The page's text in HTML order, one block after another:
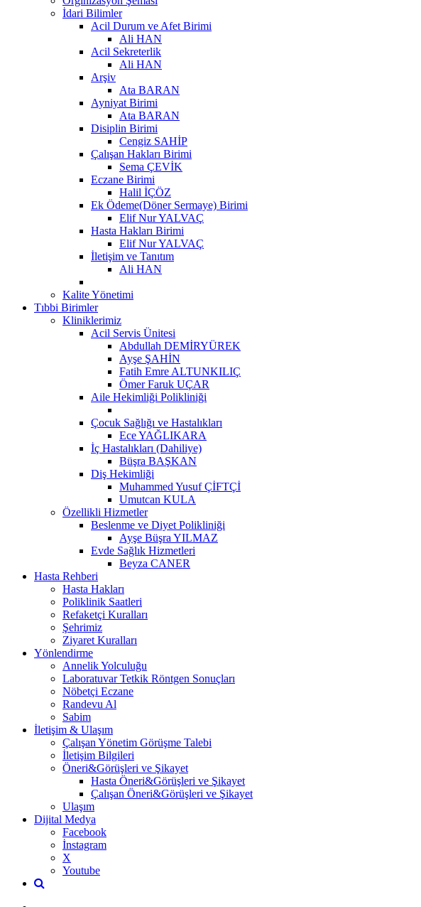
İdari Bilimler
Acil Durum ve Afet Birimi
Ali HAN
Acil Sekreterlik
Ali HAN
Arşiv
Ata BARAN
Ayniyat Birimi
Ata BARAN
Disiplin Birimi
Cengiz SAHİP
Çalışan Hakları Birimi
Sema ÇEVİK
Eczane Birimi
Halil İÇÖZ
Ek Ödeme(Döner Sermaye) Birimi
Elif Nur YALVAÇ
Hasta Hakları Birimi
Elif Nur YALVAÇ
İletişim ve Tanıtım
Ali HAN
Kalite Yönetimi
Tıbbi Birimler
Kliniklerimiz
Acil Servis Ünitesi
Abdullah DEMİRYÜREK
Ayşe ŞAHİN
Fatih Emre ALTUNKILIÇ
Ömer Faruk UÇAR
Aile Hekimliği Polikliniği
Çocuk Sağlığı ve Hastalıkları
Ece YAĞLIKARA
İç Hastalıkları (Dahiliye)
Büşra BAŞKAN
Diş Hekimliği
Muhammed Yusuf ÇİFTÇİ
Umutcan KULA
Özellikli Hizmetler
Beslenme ve Diyet Polikliniği
Ayşe Büşra YILMAZ
Evde Sağlık Hizmetleri
Beyza CANER
Hasta Rehberi
Hasta Hakları
Poliklinik Saatleri
Refaketçi Kuralları
Şehrimiz
Ziyaret Kuralları
Yönlendirme
Annelik Yolculuğu
Laboratuvar Tetkik Röntgen Sonuçları
Nöbetçi Eczane
Randevu Al
Sabim
İletişim & Ulaşım
Çalışan Yönetim Görüşme Talebi
İletişim Bilgileri
Öneri&Görüşleri ve Şikayet
Hasta Öneri&Görüşleri ve Şikayet
Çalışan Öneri&Görüşleri ve Şikayet
Ulaşım
Dijital Medya
Facebook
İnstagram
X
Youtube